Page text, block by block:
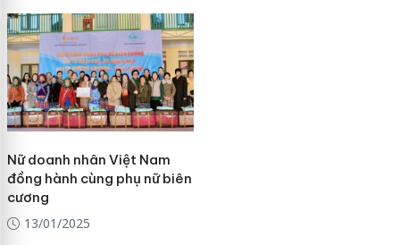
Nữ doanh nhân Việt Nam
đồng hành cùng phụ nữ biên
cương
13/01/2025